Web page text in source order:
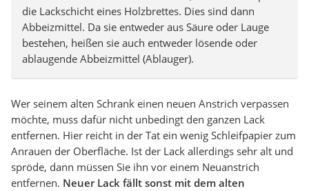
die Lackschicht eines Holzbrettes. Dies sind dann
Abbeizmittel. Da sie entweder aus Säure oder Lauge
bestehen, heißen sie auch entweder lösende oder
ablaugende Abbeizmittel (Ablauger).
Wer seinem alten Schrank einen neuen Anstrich verpassen
möchte, muss dafür nicht unbedingt den ganzen Lack
entfernen. Hier reicht in der Tat ein wenig Schleifpapier zum
Anrauen der Oberfläche. Ist der Lack allerdings sehr alt und
spröde, dann müssen Sie ihn vor einem Neuanstrich
entfernen. Neuer Lack fällt sonst mit dem alten